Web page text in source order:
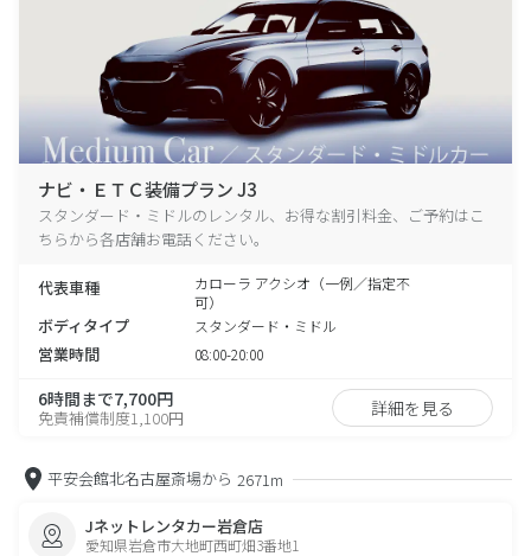
ナビ・ＥＴＣ装備プラン J3
スタンダード・ミドルのレンタル、お得な割引料金、ご予約はこ
ちらから各店舗お電話ください。
代表車種
カローラ アクシオ（一例／指定不
可）
ボディタイプ スタンダード・ミドル
営業時間 08:00-20:00
6時間まで7,700円
免責補償制度1,100円 詳細を見る
平安会館北名古屋斎場から 2671m
Jネットレンタカー岩倉店
愛知県岩倉市大地町西町畑3番地1